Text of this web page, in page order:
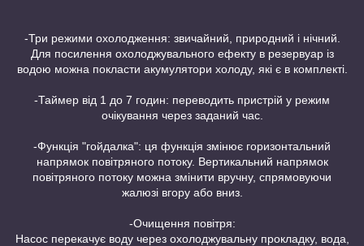
-Три режими охолодження: звичайний, природний і нічний.
Для посилення охолоджувального ефекту в резервуар із
водою можна покласти акумулятори холоду, які є в комплекті.
-Таймер від 1 до 7 годин: переводить пристрій у режим
очікування через заданий час.
-Функція "гойдалка": ця функція змінює горизонтальний
напрямок повітряного потоку. Вертикальний напрямок
повітряного потоку можна змінити вручну, спрямовуючи
жалюзі вгору або вниз.
-Очищення повітря:
Насос перекачує воду через охолоджувальну прокладку, вода,